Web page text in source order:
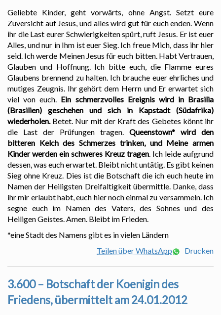
Geliebte Kinder, geht vorwärts, ohne Angst. Setzt eure
Zuversicht auf Jesus, und alles wird gut für euch enden. Wenn
ihr die Last eurer Schwierigkeiten spürt, ruft Jesus. Er ist euer
Alles, und nur in Ihm ist euer Sieg. Ich freue Mich, dass ihr hier
seid. Ich werde Meinen Jesus für euch bitten. Habt Vertrauen,
Glauben und Hoffnung. Ich bitte euch, die Flamme eures
Glaubens brennend zu halten. Ich brauche euer ehrliches und
mutiges Zeugnis. Ihr gehört dem Herrn und Er erwartet sich
viel von euch. Ein schmerzvolles Ereignis wird in Brasilia
(Brasilien) geschehen und sich in Kapstadt (Südafrika)
wiederholen.Betet. Nur mit der Kraft des Gebetes könnt ihr
die Last der Prüfungen tragen. Queenstown* wird den
bitteren Kelch des Schmerzes trinken, und Meine armen
Kinder werden ein schweres Kreuz tragen. Ich leide aufgrund
dessen, was euch erwartet. Bleibt nicht untätig. Es gibt keinen
Sieg ohne Kreuz. Dies ist die Botschaft die ich euch heute im
Namen der Heiligsten Dreifaltigkeit übermittle. Danke, dass
ihr mir erlaubt habt, euch hier noch einmal zu versammeln. Ich
segne euch im Namen des Vaters, des Sohnes und des
Heiligen Geistes. Amen. Bleibt im Frieden.
*eine Stadt des Namens gibt es in vielen Ländern
Teilen über WhatsApp
Drucken
3.600 – Botschaft der Koenigin des
Friedens, übermittelt am 24.01.2012